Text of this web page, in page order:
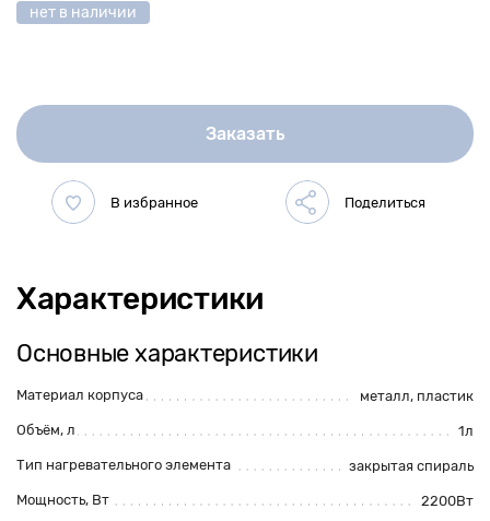
нет в наличии
Заказать
Характеристики
Основные характеристики
Материал корпуса металл, пластик
Объём, л 1л
Тип нагревательного элемента закрытая спираль
Мощность, Вт 2200Вт